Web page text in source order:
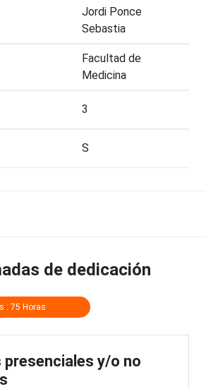
Jordi Ponce
Sebastia
Facultad de
Medicina
3
S
de dedicación
: 75 Horas
y/o no